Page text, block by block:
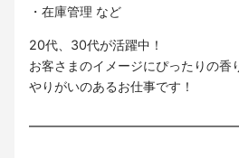
・在庫管理 など
20代、30代が活躍中！
お客さまのイメージにぴったりの香
やりがいのあるお仕事です！